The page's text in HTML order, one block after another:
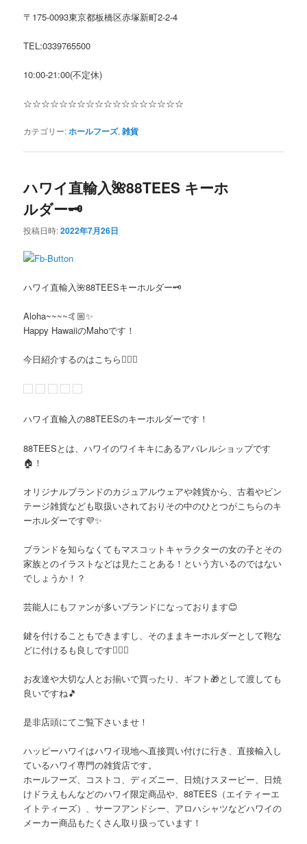
〒 175-0093東京都板橋区赤塚新町2-2-4
TEL:0339765500
10:00-21:00(不定休)
☆☆☆☆☆☆☆☆☆☆☆☆☆☆☆☆☆☆
カテゴリー:ホールフーズ,雑貨
ハワイ直輸入🌺88TEES キーホ
ルダー🗝
投稿日時:2022年7月26日
ハワイ直輸入🌺88TEESキーホルダー🗝
Aloha~~~~🤙🏼✨
Happy HawaiiのMahoです！
今日紹介するのはこちら💁🏼‍♀️
ハワイ直輸入の88TEESのキーホルダーです！
88TEESとは、ハワイのワイキキにあるアパレルショップです
🏠！
オリジナルブランドのカジュアルウェアや雑貨から、古着やビン
テージ雑貨なども取扱いされておりその中のひとつがこちらのキ
ーホルダーです💜✨
ブランドを知らなくてもマスコットキャラクターの女の子とその
家族とのイラストなどは見たことある！という方いるのではない
でしょうか！？
芸能人にもファンが多いブランドになっております😊
鍵を付けることもできますし、そのままキーホルダーとして鞄な
どに付けるも良しです🙆🏼‍♀️
お友達や大切な人とお揃いで買ったり、ギフト🎁として渡しても
良いですね🎵
是非店頭にてご覧下さいませ！
ハッピーハワイはハワイ現地へ直接買い付けに行き、直接輸入し
ているハワイ専門の雑貨店です。
ホールフーズ、コストコ、ディズニー、日焼けスヌーピー、日焼
けドラえもんなどのハワイ限定商品や、88TEES（エイティーエ
イトティーズ）、サーフアンドシー、アロハシャツなどハワイの
メーカー商品もたくさん取り扱っています！